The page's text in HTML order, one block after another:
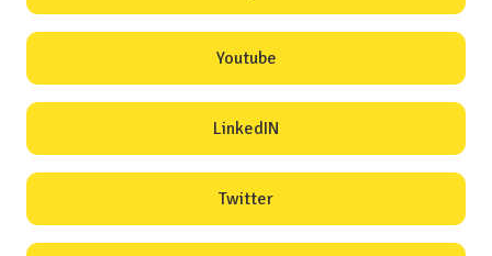
Youtube
LinkedIN
Twitter